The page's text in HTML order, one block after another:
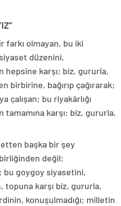
farkı olmayan, bu iki
düzenini,
hepsine karşı; biz, gururla,
birbirine, bağırıp çağırarak;
çalışan; bu riyakârlığı
karşı; biz, gururla,
başka bir şey
değil;
bu goygoy siyasetini,
topuna karşı biz, gururla,
konuşulmadığı; milletin